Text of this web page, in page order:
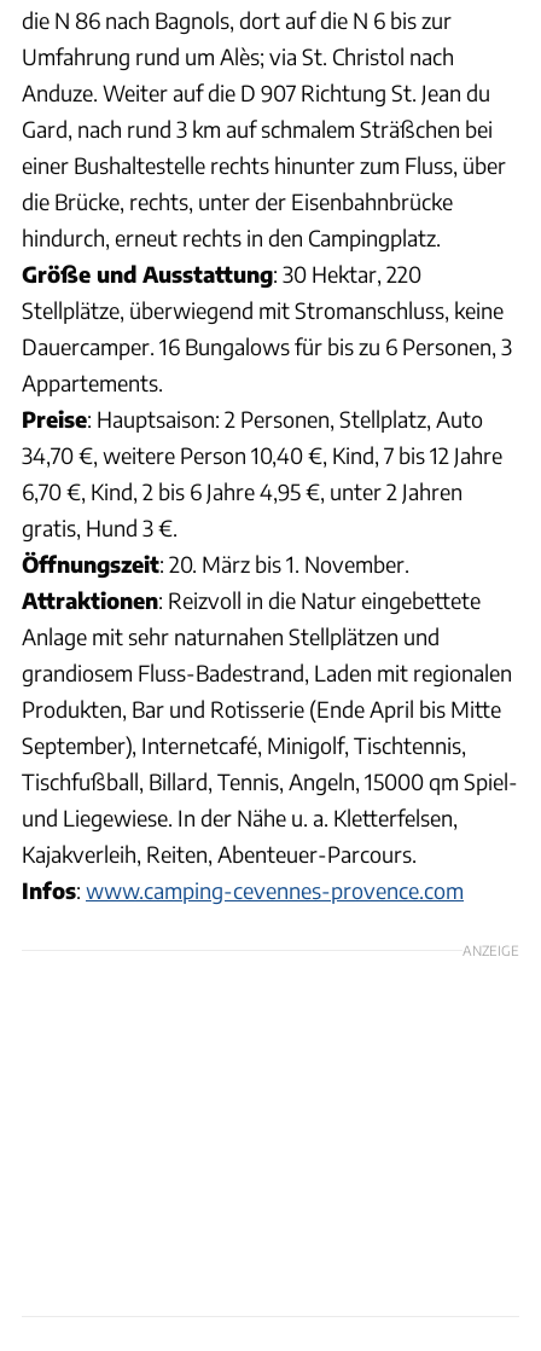
die N 86 nach Bagnols, dort auf die N 6 bis zur
Umfahrung rund um Alès; via St. Christol nach
Anduze. Weiter auf die D 907 Richtung St. Jean du
Gard, nach rund 3 km auf schmalem Sträßchen bei
einer Bushaltestelle rechts hinunter zum Fluss, über
die Brücke, rechts, unter der Eisenbahnbrücke
hindurch, erneut rechts in den Campingplatz.
Größe und Ausstattung: 30 Hektar, 220
Stellplätze, überwiegend mit Stromanschluss, keine
Dauercamper. 16 Bungalows für bis zu 6 Personen, 3
Appartements.
Preise: Hauptsaison: 2 Personen, Stellplatz, Auto
34,70 €, weitere Person 10,40 €, Kind, 7 bis 12 Jahre
6,70 €, Kind, 2 bis 6 Jahre 4,95 €, unter 2 Jahren
gratis, Hund 3 €.
Öffnungszeit: 20. März bis 1. November.
Attraktionen: Reizvoll in die Natur eingebettete
Anlage mit sehr naturnahen Stellplätzen und
grandiosem Fluss-Badestrand, Laden mit regionalen
Produkten, Bar und Rotisserie (Ende April bis Mitte
September), Internetcafé, Minigolf, Tischtennis,
Tischfußball, Billard, Tennis, Angeln, 15000 qm Spiel-
und Liegewiese. In der Nähe u. a. Kletterfelsen,
Kajakverleih, Reiten, Abenteuer-Parcours.
Infos: www.camping-cevennes-provence.com
ANZEIGE